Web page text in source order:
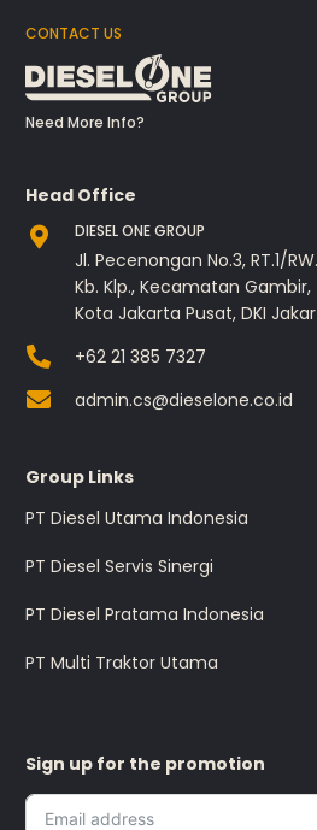
CONTACT US
Need More Info?
Head Office
DIESEL ONE GROUP
Jl. Pecenongan No.3, RT.1/
Kb. Klp., Kecamatan Gambir,
Kota Jakarta Pusat, DKI
+62 21 385 7327
admin.cs@dieselone.co.id
Group Links
PT Diesel Utama Indonesia
PT Diesel Servis Sinergi
PT Diesel Pratama Indonesia
PT Multi Traktor Utama
Sign up for the promotion